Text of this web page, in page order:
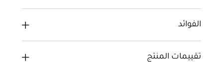
الفوائد
تقييمات المنتج